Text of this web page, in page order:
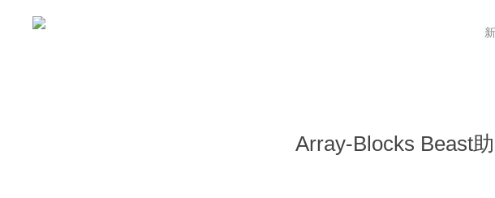
Array-Blocks Beast